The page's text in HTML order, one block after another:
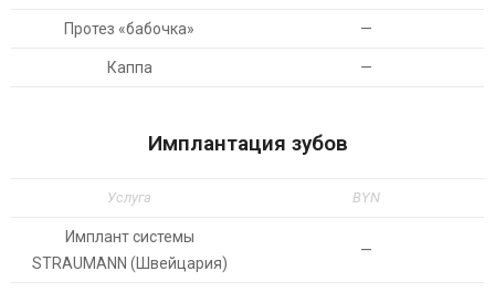
Протез «бабочка» —
Каппа —
Имплантация зубов
Услуга BYN
Имплант системы
STRAUMANN (Швейцария)
—